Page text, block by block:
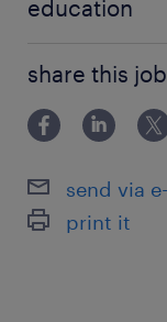
protocoles en
soins
Voici les
- Durée: 1/jour
education
share this
send via
print it